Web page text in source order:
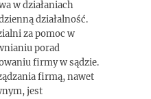
w działaniach
działalność.
za pomoc w
porad
firmy w sądzie.
firmą, nawet
jest